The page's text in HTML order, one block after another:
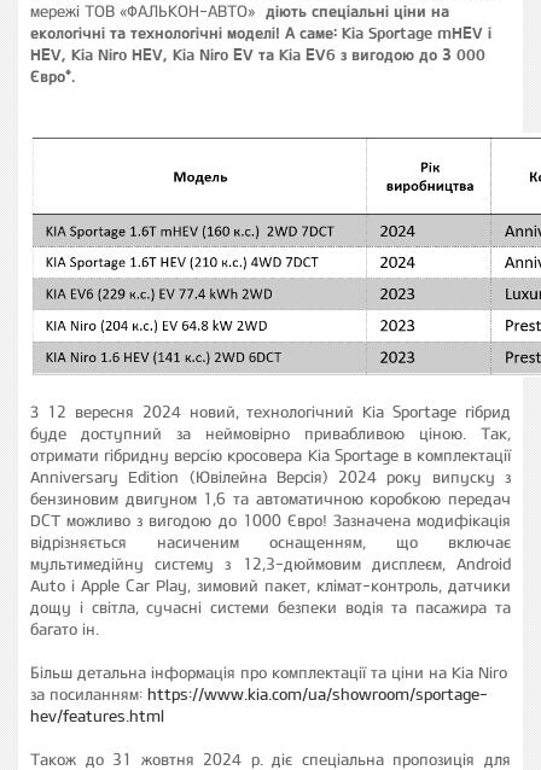
мережі ТОВ «ФАЛЬКОН-АВТО» діють спеціальні ціни на
екологічні та технологічні моделі! А саме: Kia Sportage mHEV і
HEV, Kia Niro HEV, Kia Niro EV та Kia EV6 з вигодою до 3 000
Євро*.
З 12 вересня 2024 новий, технологічний Kia Sportage гібрид
буде доступний за неймовірно привабливою ціною. Так,
отримати гібридну версію кросовера Kia Sportage в комплектації
Anniversary Edition (Ювілейна Версія) 2024 року випуску з
бензиновим двигуном 1,6 та автоматичною коробкою передач
DCT можливо з вигодою до 1000 Євро! Зазначена модифікація
відрізняється насиченим оснащенням, що включає
мультимедійну систему з 12,3-дюймовим дисплеєм, Android
Auto і Apple Car Play, зимовий пакет, клімат-контроль, датчики
дощу і світла, сучасні системи безпеки водія та пасажира та
багато ін.
Більш детальна інформація про комплектації та ціни на Kia Niro
за посиланням: https://www.kia.com/ua/showroom/sportage-
hev/features.html
Також до 31 жовтня 2024 р. діє спеціальна пропозиція для